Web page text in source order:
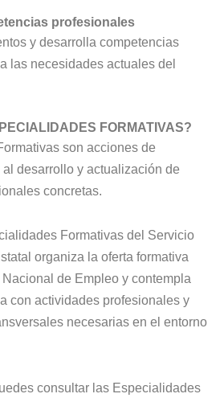
profesionales
y desarrolla competencias
las necesidades actuales del
FORMATIVAS?
son acciones de
desarrollo y actualización de
concretas.
Formativas del Servicio
organiza la oferta formativa
de Empleo y contempla
con actividades profesionales y
necesarias en el entorno
consultar las Especialidades